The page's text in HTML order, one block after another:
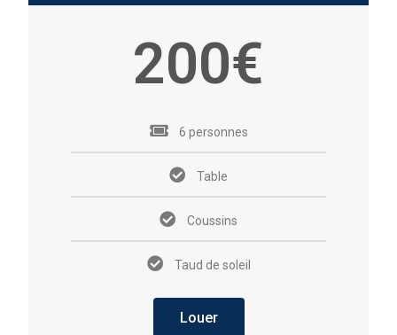
200€
6 personnes
Table
Coussins
Taud de soleil
Louer